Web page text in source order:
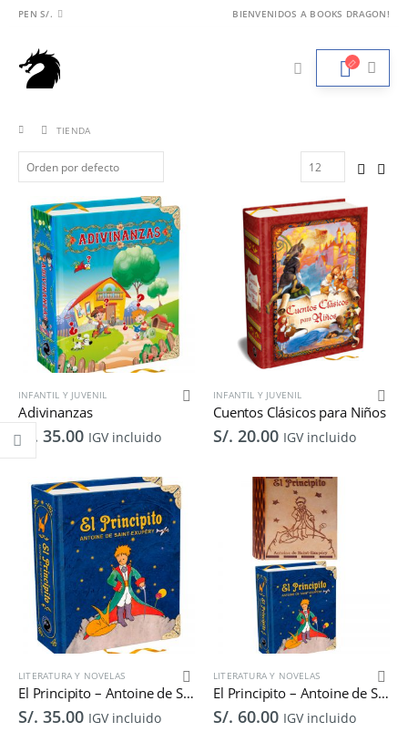
PEN S/. BIENVENIDOS A BOOKS DRAGON!
TIENDA
INFANTIL Y JUVENIL
Adivinanzas
S/. 35.00 IGV incluido
INFANTIL Y JUVENIL
Cuentos Clásicos para Niños
S/. 20.00 IGV incluido
LITERATURA Y NOVELAS
El Principito – Antoine de Saint-Exupéry
S/. 35.00 IGV incluido
LITERATURA Y NOVELAS
El Principito – Antoine de Saint-Exupéry con Estuche de Lujo
S/. 60.00 IGV incluido